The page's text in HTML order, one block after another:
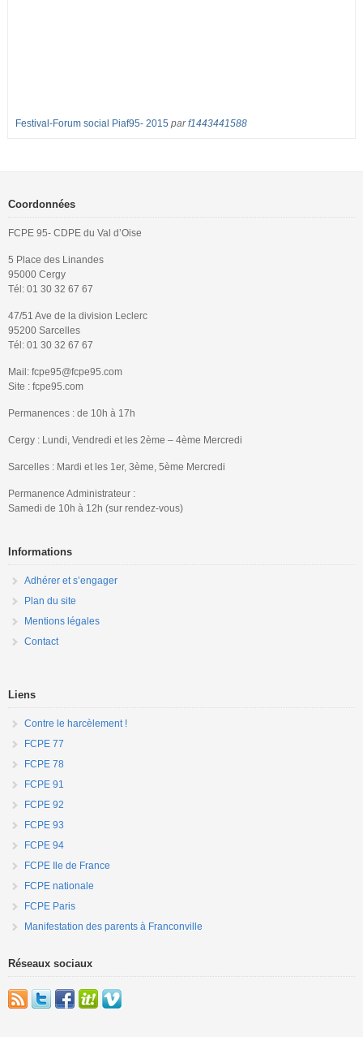
Festival-Forum social Piaf95- 2015 parf1443441588
Coordonnées
FCPE 95- CDPE du Val d’Oise
5 Place des Linandes
95000 Cergy
Tél: 01 30 32 67 67
47/51 Ave de la division Leclerc
95200 Sarcelles
Tél: 01 30 32 67 67
Mail: fcpe95@fcpe95.com
Site : fcpe95.com
Permanences : de 10h à 17h
Cergy : Lundi, Vendredi et les 2ème – 4ème Mercredi
Sarcelles : Mardi et les 1er, 3ème, 5ème Mercredi
Permanence Administrateur :
Samedi de 10h à 12h (sur rendez-vous)
Informations
Adhérer et s’engager
Plan du site
Mentions légales
Contact
Liens
Contre le harcèlement !
FCPE 77
FCPE 78
FCPE 91
FCPE 92
FCPE 93
FCPE 94
FCPE Ile de France
FCPE nationale
FCPE Paris
Manifestation des parents à Franconville
Réseaux sociaux